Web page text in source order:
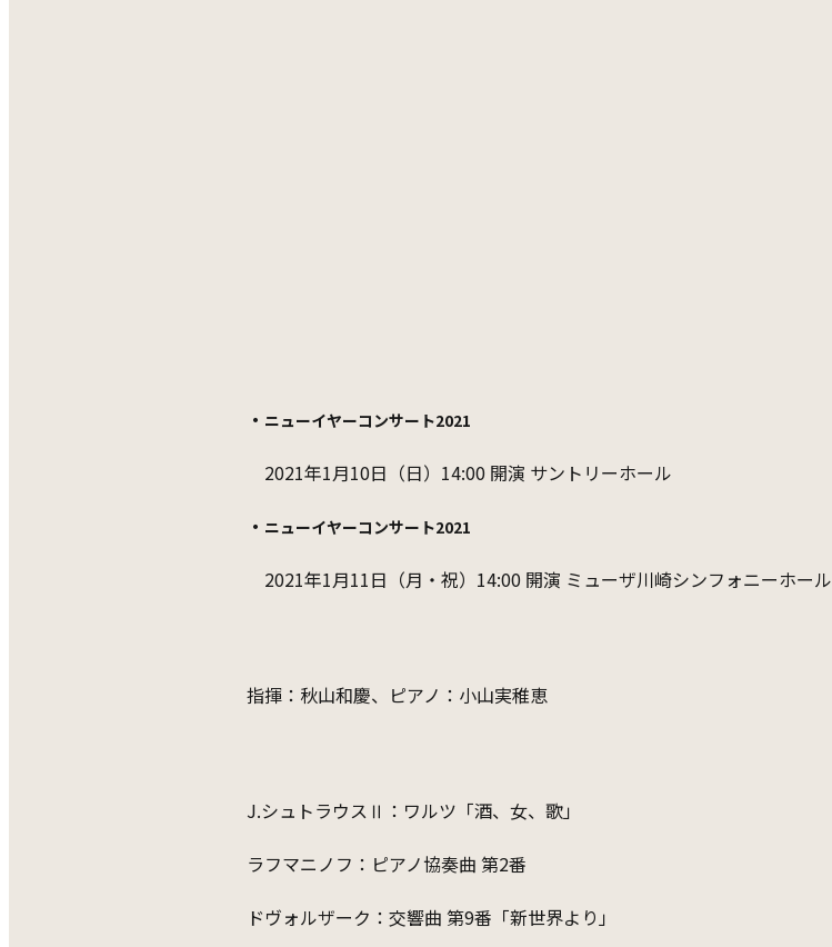
・ ニューイヤーコンサート2021
2021年1月10日（日）14:00 開演 サントリーホール
・ ニューイヤーコンサート2021
2021年1月11日（月・祝）14:00 開演 ミューザ川崎シンフォニーホール
指揮：秋山和慶、ピアノ：小山実稚恵
J.シュトラウスⅡ：ワルツ「酒、女、歌」
ラフマニノフ：ピアノ協奏曲 第2番
ドヴォルザーク：交響曲 第9番「新世界より」